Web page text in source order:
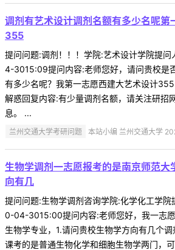
调剂有艺术设计调剂名额有多少名呢第
355
提问问题:调剂！！！学院:艺术设计学院提
4-3015:09提问内容:老师您好，请问贵校是
有多少名呢？我第一志愿西建大艺术设计
解惑回复内容:有少量调剂名额，请关注研招
息。 ...
兰州交通大学考研问题 本站小编 兰州交通大学
生物学调剂一志愿报考的是南京师范大
向有几
提问问题:生物学调剂咨询学院:化学化工学
0-04-3015:00提问内容:老师您好，我一志
生物学专业，1.请问贵校生物学方向有几个
课考的是普通生物化学和细胞生物学两门，